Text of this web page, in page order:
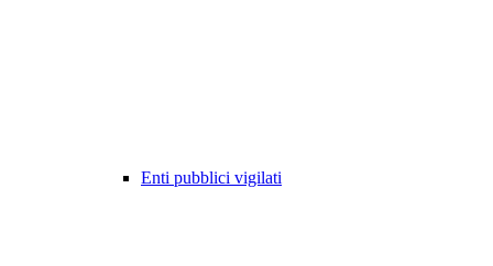
Enti pubblici vigilati